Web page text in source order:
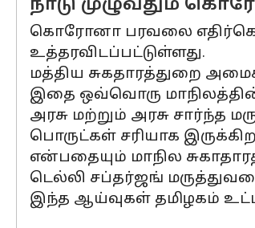
நாடு முழுவதும்
கொரோனா பரவலை
உத்தரவிடப்பட்டுள்ளது.
மத்திய சுகதாரத்துறை
இதை ஒவ்வொரு
அரசு மற்றும் அரசு
பொருட்கள் சரியாக
என்பதையும் மாநில
டெல்லி சப்தர்ஜங்
இந்த ஆய்வுகள் தமிழகம்